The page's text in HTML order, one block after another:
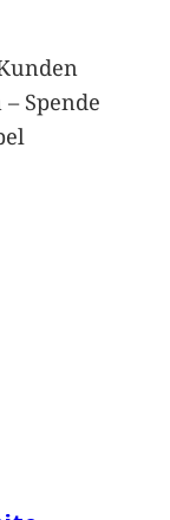
Spende